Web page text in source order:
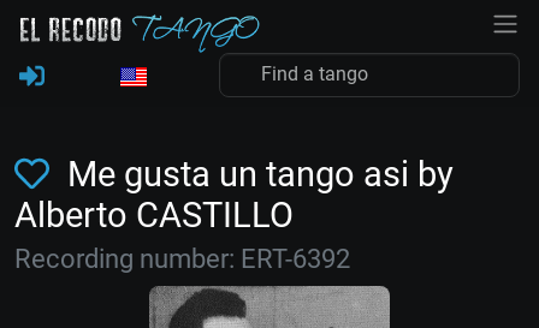
Me gusta un tango asi by
Alberto CASTILLO
Recording number: ERT-6392